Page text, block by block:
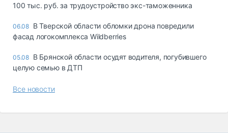
100 тыс. руб. за трудоустройство экс-таможенника
06.08 В Тверской области обломки дрона повредили
фасад логокомплекса Wildberries
05.08 В Брянской области осудят водителя, погубившего
целую семью в ДТП
Все новости